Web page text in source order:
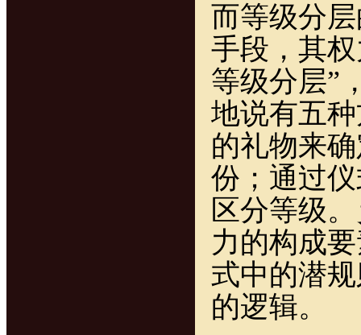
而等级分
手段，其
等级分层”
地说有五
的礼物来
份；通过
区分等级
力的构成
式中的潜
的逻辑。